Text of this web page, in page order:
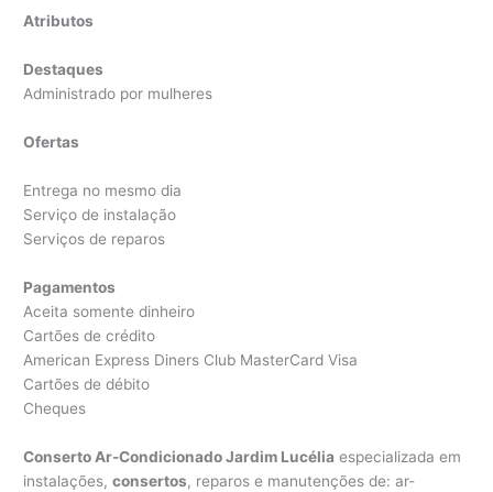
Atributos
Destaques
Administrado por mulheres
Ofertas
Entrega no mesmo dia
Serviço de instalação
Serviços de reparos
Pagamentos
Aceita somente dinheiro
Cartões de crédito
American Express Diners Club MasterCard Visa
Cartões de débito
Cheques
Conserto Ar-Condicionado Jardim Lucélia especializada em
instalações,consertos, reparos e manutenções de: ar-